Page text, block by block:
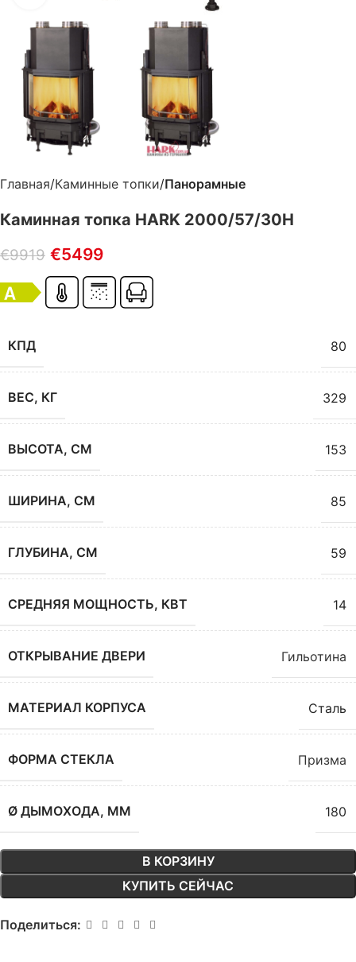
Главная Каминные топки Панорамные
Каминная топка HARK 2000/57/30H
€9919 €5499
КПД 80
ВЕС, КГ 329
ВЫСОТА, СМ 153
ШИРИНА, СМ 85
ГЛУБИНА, СМ 59
СРЕДНЯЯ МОЩНОСТЬ, КВТ 14
ОТКРЫВАНИЕ ДВЕРИ Гильотина
МАТЕРИАЛ КОРПУСА Сталь
ФОРМА СТЕКЛА Призма
Ø ДЫМОХОДА, ММ 180
В КОРЗИНУ
КУПИТЬ СЕЙЧАС
Поделиться: